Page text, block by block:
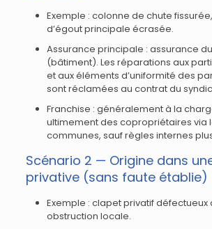
Exemple : colonne de chute
d’égout principale écrasée.
Assurance principale : assurance
(bâtiment). Les réparations aux
et aux éléments d’uniformité des
sont réclamées au contrat du
Franchise : généralement à la
ultimement des copropriétaires via
communes, sauf règles internes
Scénario 2 — Origine dans
privative (sans faute établie)
Exemple : clapet privatif défectueux
obstruction locale.